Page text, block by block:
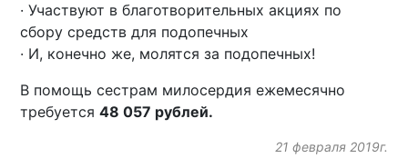
· Участвуют в благотворительных акциях по
сбору средств для подопечных
· И, конечно же, молятся за подопечных!
В помощь сестрам милосердия ежемесячно
требуется48 057 рублей.
21 февраля 2019г.